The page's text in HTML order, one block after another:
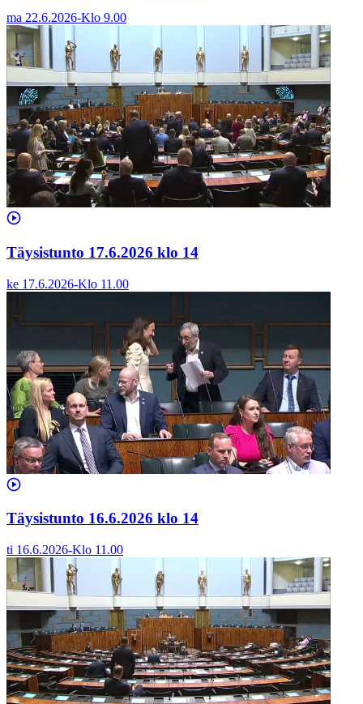
ma 22.6.2026-Klo 9.00
Täysistunto 17.6.2026 klo 14
ke 17.6.2026-Klo 11.00
Täysistunto 16.6.2026 klo 14
ti 16.6.2026-Klo 11.00